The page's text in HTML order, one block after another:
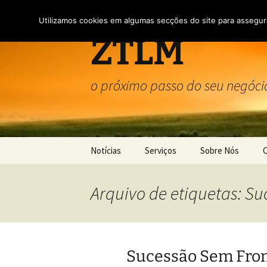
ZTLM
o próximo passo do seu
Notícias Serviços
Domiciliação de Empresas
Sobre Nós
Utilização de
Arquivo de etiquetas:
Sucessão Sem
Utilizamos cookies em algumas secções do site para